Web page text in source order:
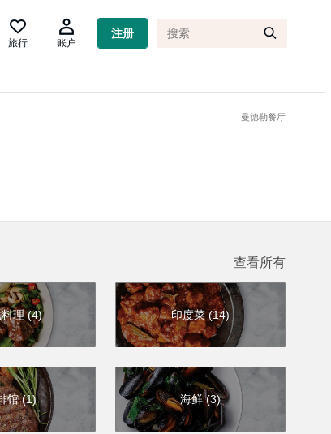
旅行 账户
注册
曼德勒餐厅
查看所有
理(4) 印度菜(14)
馆(1) 海鲜(3)